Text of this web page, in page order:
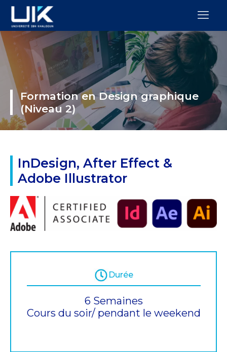
Formation en Design graphique
(Niveau 2)
InDesign, After Effect &
Adobe Illustrator
Durée
6 Semaines
Cours du soir/ pendant le weekend